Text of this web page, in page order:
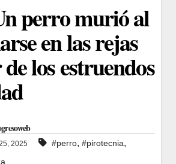
perro murió al
en las rejas
los estruendos
2025 #perro, #pirotecnia,